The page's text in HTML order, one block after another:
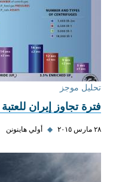
تحليل موجز
فترة تجاوز إيران
٢٨ مارس ٢٠١٥ ◆ أولي هاينونن